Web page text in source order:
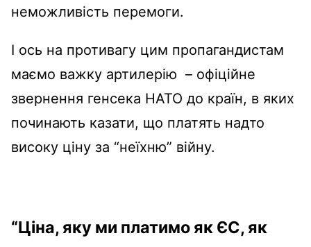
неможливість перемоги.
І ось на противагу цим пропагандистам
маємо важку артилерію – офіційне
звернення генсека НАТО до країн, в яких
починають казати, що платять надто
високу ціну за “неїхню” війну.
“Ціна, яку ми платимо як ЄС, як